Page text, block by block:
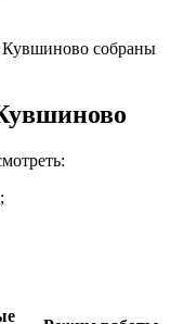
собраны